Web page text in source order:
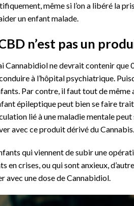
même si l’on a libéré la
un enfant malade.
n’est pas un
Cannabidiol ne devrait contenir que
à l’hôpital psychiatrique.
Par contre, il faut tout de même
épileptique peut bien se faire
lié à une maladie mentale
avec ce produit dérivé du Cannabis.
qui viennent de subir une
en crises, ou qui sont anxieux,
avec une dose de Cannabidiol.